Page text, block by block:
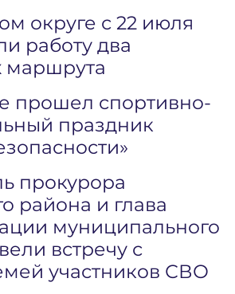
округе с 22 июля
работу два
маршрута
прошел спортивно-
праздник
прокурора
района и глава
муниципального
встречу с
участников СВО